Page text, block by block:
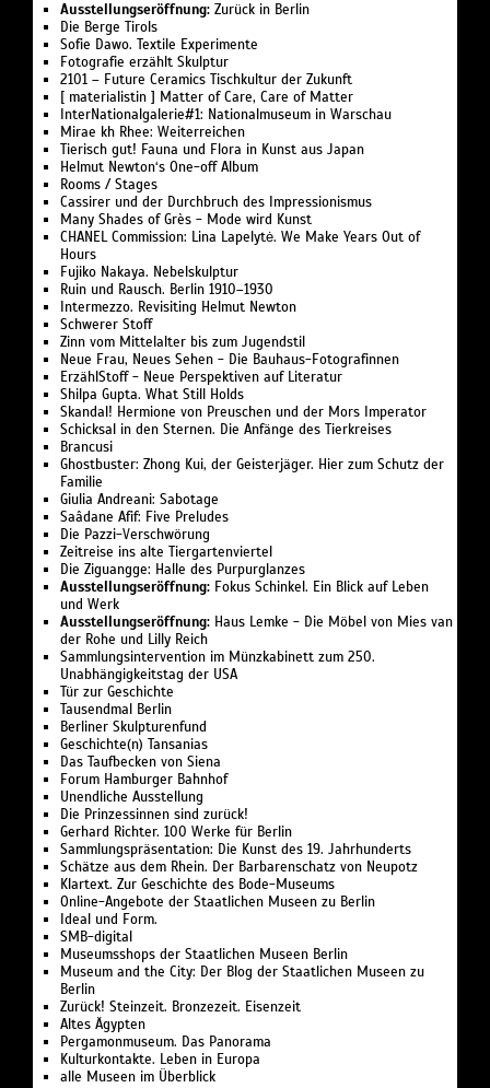
Ausstellungseröffnung: Zurück in Berlin
Die Berge Tirols
Sofie Dawo. Textile Experimente
Fotografie erzählt Skulptur
2101 – Future Ceramics Tischkultur der Zukunft
[ materialistin ] Matter of Care, Care of Matter
InterNationalgalerie#1: Nationalmuseum in Warschau
Mirae kh Rhee: Weiterreichen
Tierisch gut! Fauna und Flora in Kunst aus Japan
Helmut Newton‘s One-off Album
Rooms / Stages
Cassirer und der Durchbruch des Impressionismus
Many Shades of Grès - Mode wird Kunst
CHANEL Commission: Lina Lapelytė. We Make Years Out of
Hours
Fujiko Nakaya. Nebelskulptur
Ruin und Rausch. Berlin 1910–1930
Intermezzo. Revisiting Helmut Newton
Schwerer Stoff
Zinn vom Mittelalter bis zum Jugendstil
Neue Frau, Neues Sehen - Die Bauhaus-Fotografinnen
ErzählStoff - Neue Perspektiven auf Literatur
Shilpa Gupta. What Still Holds
Skandal! Hermione von Preuschen und der Mors Imperator
Schicksal in den Sternen. Die Anfänge des Tierkreises
Brancusi
Ghostbuster: Zhong Kui, der Geisterjäger. Hier zum Schutz der
Familie
Giulia Andreani: Sabotage
Saâdane Afif: Five Preludes
Die Pazzi-Verschwörung
Zeitreise ins alte Tiergartenviertel
Die Ziguangge: Halle des Purpurglanzes
Ausstellungseröffnung: Fokus Schinkel. Ein Blick auf Leben
und Werk
Ausstellungseröffnung: Haus Lemke - Die Möbel von Mies van
der Rohe und Lilly Reich
Sammlungsintervention im Münzkabinett zum 250.
Unabhängigkeitstag der USA
Tür zur Geschichte
Tausendmal Berlin
Berliner Skulpturenfund
Geschichte(n) Tansanias
Das Taufbecken von Siena
Forum Hamburger Bahnhof
Unendliche Ausstellung
Die Prinzessinnen sind zurück!
Gerhard Richter. 100 Werke für Berlin
Sammlungspräsentation: Die Kunst des 19. Jahrhunderts
Schätze aus dem Rhein. Der Barbarenschatz von Neupotz
Klartext. Zur Geschichte des Bode-Museums
Online-Angebote der Staatlichen Museen zu Berlin
Ideal und Form.
SMB-digital
Museumsshops der Staatlichen Museen Berlin
Museum and the City: Der Blog der Staatlichen Museen zu
Berlin
Zurück! Steinzeit. Bronzezeit. Eisenzeit
Altes Ägypten
Pergamonmuseum. Das Panorama
Kulturkontakte. Leben in Europa
alle Museen im Überblick